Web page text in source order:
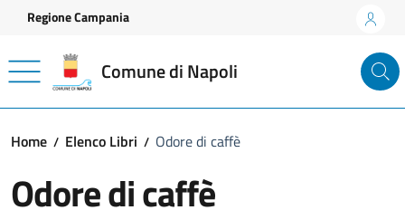
Vai ai contenuti
Vai al footer
Regione Campania
Comune di Napoli
Home Elenco Libri Odore di caffè
Odore di caffè